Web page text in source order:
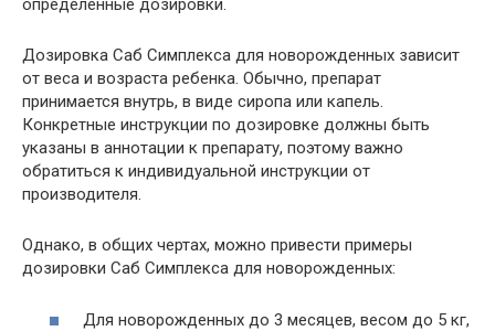
определенные дозировки.
Дозировка Саб Симплекса для новорожденных зависит
от веса и возраста ребенка. Обычно, препарат
принимается внутрь, в виде сиропа или капель.
Конкретные инструкции по дозировке должны быть
указаны в аннотации к препарату, поэтому важно
обратиться к индивидуальной инструкции от
производителя.
Однако, в общих чертах, можно привести примеры
дозировки Саб Симплекса для новорожденных:
Для новорожденных до 3 месяцев, весом до 5 кг,